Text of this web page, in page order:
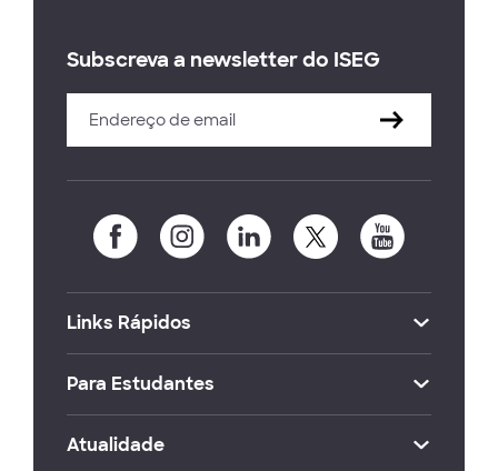
Subscreva a newsletter do ISEG
Links Rápidos
Para Estudantes
Atualidade